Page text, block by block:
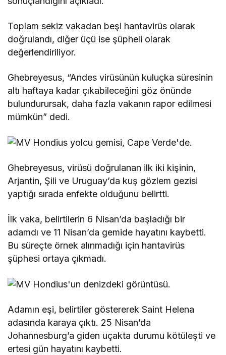
Toplam sekiz vakadan beşi hantavirüs olarak
doğrulandı, diğer üçü ise şüpheli olarak
değerlendiriliyor.
Ghebreyesus, “Andes virüsünün kuluçka süresinin
altı haftaya kadar çıkabileceğini göz önünde
bulundurursak, daha fazla vakanın rapor edilmesi
mümkün” dedi.
Ghebreyesus, virüsü doğrulanan ilk iki kişinin,
Arjantin, Şili ve Uruguay’da kuş gözlem gezisi
yaptığı sırada enfekte olduğunu belirtti.
İlk vaka, belirtilerin 6 Nisan’da başladığı bir
adamdı ve 11 Nisan’da gemide hayatını kaybetti.
Bu süreçte örnek alınmadığı için hantavirüs
şüphesi ortaya çıkmadı.
Adamın eşi, belirtiler göstererek Saint Helena
adasında karaya çıktı. 25 Nisan’da
Johannesburg’a giden uçakta durumu kötüleşti ve
ertesi gün hayatını kaybetti.